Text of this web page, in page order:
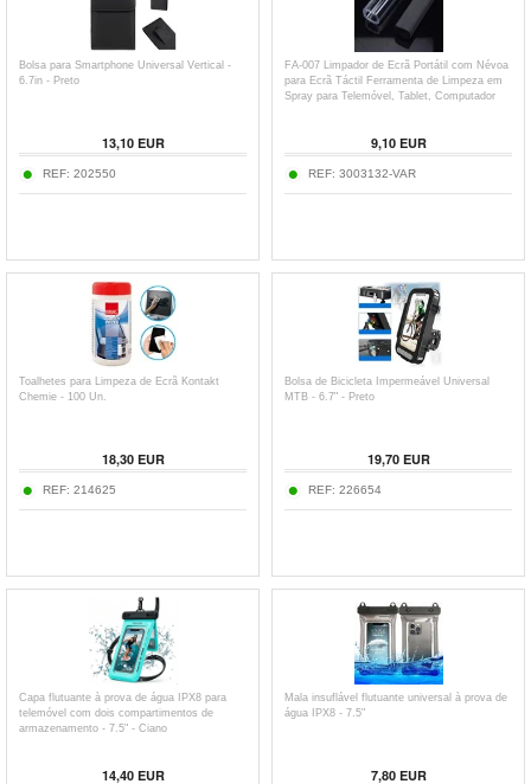
Bolsa para Smartphone Universal Vertical -
6.7in - Preto
13,10EUR
REF: 202550
FA-007 Limpador de Ecrã Portátil com Névoa
para Ecrã Táctil Ferramenta de Limpeza em
Spray para Telemóvel, Tablet, Computador
9,10EUR
REF: 3003132-VAR
Toalhetes para Limpeza de Ecrã Kontakt
Chemie - 100 Un.
18,30EUR
REF: 214625
Bolsa de Bicicleta Impermeável Universal
MTB - 6.7" - Preto
19,70EUR
REF: 226654
Capa flutuante à prova de água IPX8 para
telemóvel com dois compartimentos de
armazenamento - 7.5" - Ciano
14,40EUR
Mala insuflável flutuante universal à prova de
água IPX8 - 7.5"
7,80EUR